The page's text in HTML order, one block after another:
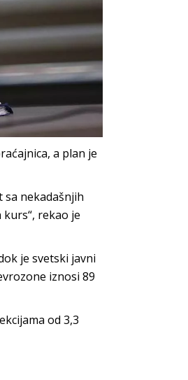
a plan je
sa nekadašnjih
rekao je
je svetski javni
iznosi 89
od 3,3